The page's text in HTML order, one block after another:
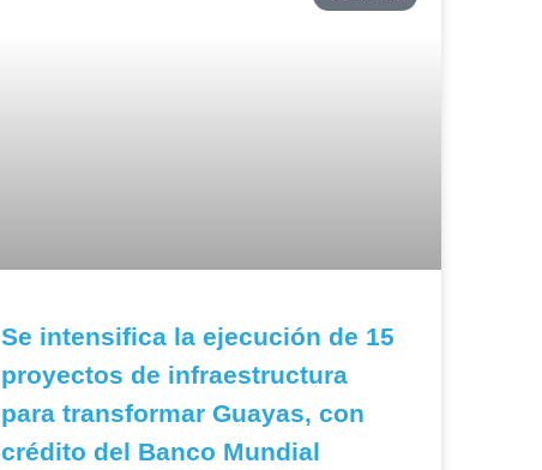
Se intensifica la ejecución de 15
proyectos de infraestructura
para transformar Guayas, con
crédito del Banco Mundial